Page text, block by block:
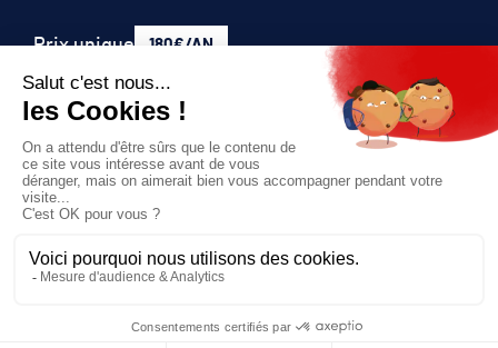
Prix unique 180€/AN
JE M'ABONNE